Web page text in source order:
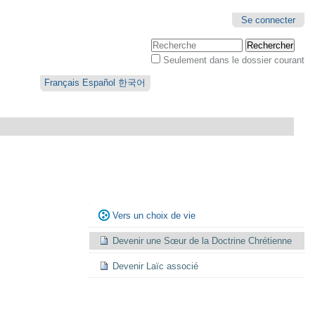
Se connecter
Chercher par
Seulement dans le dossier courant
Français Español 한국어
Navigation
Vers un choix de vie
Devenir une Sœur de la Doctrine Chrétienne
Devenir Laïc associé